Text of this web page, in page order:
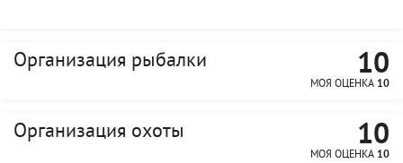
Организация рыбалки 10
МОЯ ОЦЕНКА 10
Организация охоты 10
МОЯ ОЦЕНКА 10